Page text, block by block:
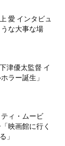
愛 インタビュ
な大事な場
津優太監督 イ
ラー誕生」
ティ・ムービ
映画館に行く
」